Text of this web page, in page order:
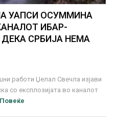
УАПСИ ОСУММИНА
ИБАР-
СРБИЈА НЕМА
работи Џелал Свечла изјави
со експлозијата во каналот
Повеќе